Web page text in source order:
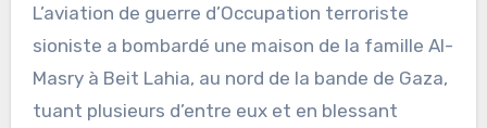
L’aviation de guerre d’Occupation terroriste
sioniste a bombardé une maison de la famille Al-
Masry à Beit Lahia, au nord de la bande de Gaza,
tuant plusieurs d’entre eux et en blessant